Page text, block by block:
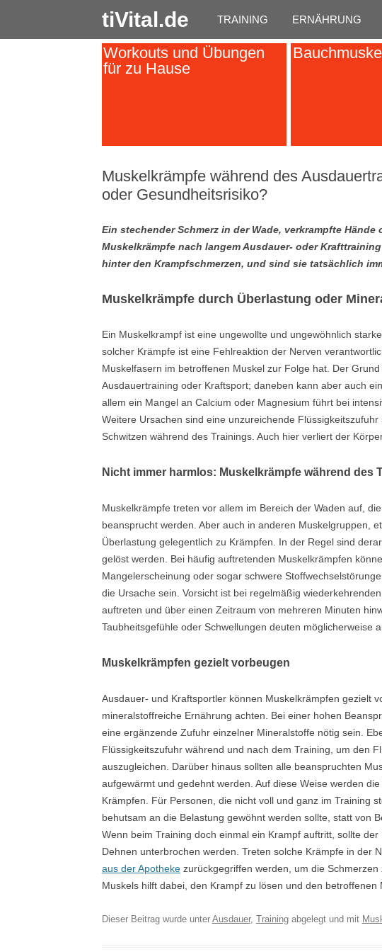
tiVital.de TRAINING ERNÄHRUNG
Workouts und Übungen
für zu Hause
Muskelkrämpfe während des
oder Gesundheitsrisiko?
Ein stechender Schmerz in der Wade, verkrampfte
Muskelkrämpfe nach langem Ausdauer- oder
hinter den Krampfschmerzen, und sind sie tatsächlich
Muskelkrämpfe durch Überlastung oder
Ein Muskelkrampf ist eine ungewollte und ungewöhnlich
solcher Krämpfe ist eine Fehlreaktion der Nerven
Muskelfasern im betroffenen Muskel zur Folge hat. Der
Ausdauertraining oder Kraftsport; daneben kann aber auch
allem ein Mangel an Calcium oder Magnesium führt bei
Weitere Ursachen sind eine unzureichende
Schwitzen während des Trainings. Auch hier verliert der
Nicht immer harmlos: Muskelkrämpfe während des
Muskelkrämpfe treten vor allem im Bereich der Waden auf,
beansprucht werden. Aber auch in anderen Muskelgruppen,
Überlastung gelegentlich zu Krämpfen. In der Regel sind
gelöst werden. Bei häufig auftretenden Muskelkrämpfen
Mangelerscheinung oder sogar schwere
die Ursache sein. Vorsicht ist bei regelmäßig
auftreten und über einen Zeitraum von mehreren Minuten
Taubheitsgefühle oder Schwellungen deuten möglicherweise
Muskelkrämpfen gezielt vorbeugen
Ausdauer- und Kraftsportler können Muskelkrämpfen gezielt
mineralstoffreiche Ernährung achten. Bei einer hohen
eine ergänzende Zufuhr einzelner Mineralstoffe nötig sein.
Flüssigkeitszufuhr während und nach dem Training, um den
auszugleichen. Darüber hinaus sollten alle beanspruchten
aufgewärmt und gedehnt werden. Auf diese Weise werden
Krämpfen. Für Personen, die nicht voll und ganz im Training
behutsam an die Belastung gewöhnt werden sollte, statt von
Wenn beim Training doch einmal ein Krampf auftritt, sollte
Dehnen unterbrochen werden. Treten solche Krämpfe in der
aus der Apothekezurückgegriffen werden, um die
Muskels hilft dabei, den Krampf zu lösen und den betroffenen
Dieser Beitrag wurde unter Ausdauer, Trainingabgelegt und mit